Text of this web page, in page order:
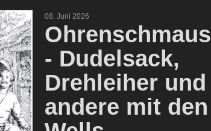
08. Juni 2026
Ohrenschmaus
- Dudelsack,
Drehleiher und
andere mit den